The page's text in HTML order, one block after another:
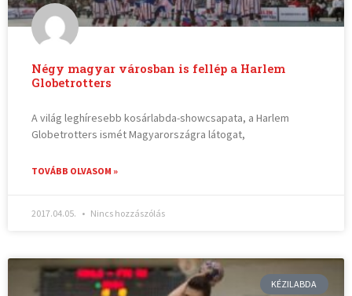
Négy magyar városban is fellép a Harlem
Globetrotters
A világ leghíresebb kosárlabda-showcsapata, a Harlem
Globetrotters ismét Magyarországra látogat,
TOVÁBB OLVASOM »
2017.04.05. Nincs hozzászólás
KÉZILABDA